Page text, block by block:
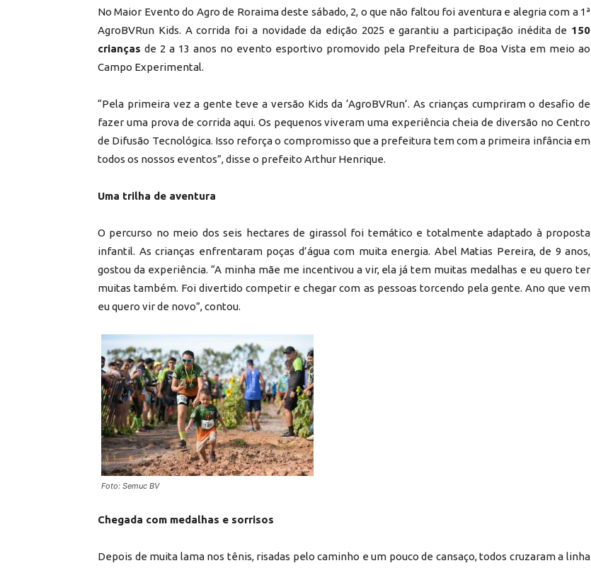
No Maior Evento do Agro de Roraima deste sábado, 2, o que não faltou foi aventura e alegriacom a1ª
AgroBVRun Kids. A corrida foi a novidade da edição 2025 e garantiu a participação inédita de 150
crianças de 2 a 13 anos no evento esportivo promovido pela Prefeitura de Boa Vista em meio ao
Campo Experimental.
“Pela primeira vez a gente teve a versão Kids da ‘AgroBVRun’. As crianças cumpriram o desafio de
fazer uma prova de corrida aqui. Os pequenos viveram uma experiência cheia de diversão no Centro
de Difusão Tecnológica. Isso reforça o compromisso que a prefeitura tem com a primeira infância em
todos os nossos eventos”, disse o prefeito Arthur Henrique.
Uma trilha de aventura
O percurso no meio dos seis hectares de girassol foi temático e totalmente adaptado à proposta
infantil. As crianças enfrentaram poças d’água com muita energia. Abel Matias Pereira, de 9 anos,
gostou da experiência. “A minha mãe me incentivou a vir, ela já tem muitas medalhas e eu quero ter
muitas também. Foi divertido competir e chegar com as pessoas torcendo pela gente. Ano que vem
eu quero vir de novo”, contou.
Foto: Semuc BV
Chegada com medalhas e sorrisos
Depois de muita lama nos tênis, risadas pelo caminho e um pouco de cansaço, todos cruzaram a linha